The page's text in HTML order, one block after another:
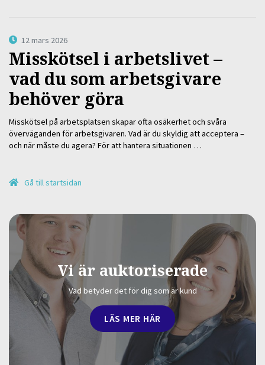
12 mars 2026
Misskötsel i arbetslivet –
vad du som arbetsgivare
behöver göra
Misskötsel på arbetsplatsen skapar ofta osäkerhet och svåra
överväganden för arbetsgivaren. Vad är du skyldig att acceptera –
och när måste du agera? För att hantera situationen …
Gå till startsidan
Vi är auktoriserade
Vad betyder det för dig som är kund
LÄS MER HÄR